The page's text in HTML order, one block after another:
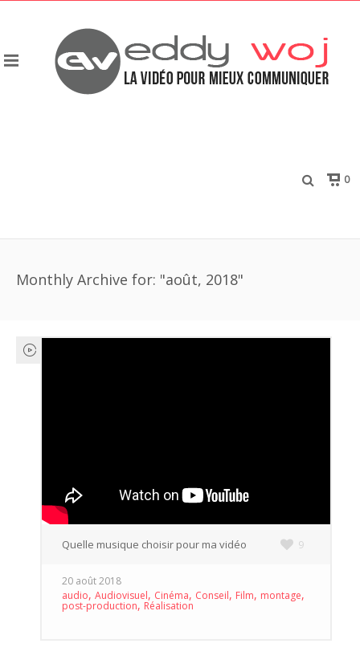
0
Monthly Archive for: "août, 2018"
Quelle musique choisir pour ma vidéo 9
20 août 2018
audio, Audiovisuel, Cinéma, Conseil, Film, montage,
post-production, Réalisation